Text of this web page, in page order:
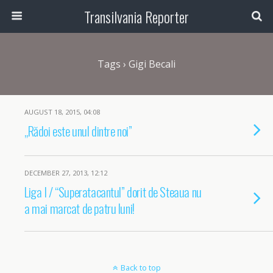
Transilvania Reporter
Tags › Gigi Becali
AUGUST 18, 2015, 04:08
„Rădoi este unul dintre noi”
DECEMBER 27, 2013, 12:12
Liga I / “Superatacantul” dorit de Steaua nu
a mai marcat de patru luni!
Back to top